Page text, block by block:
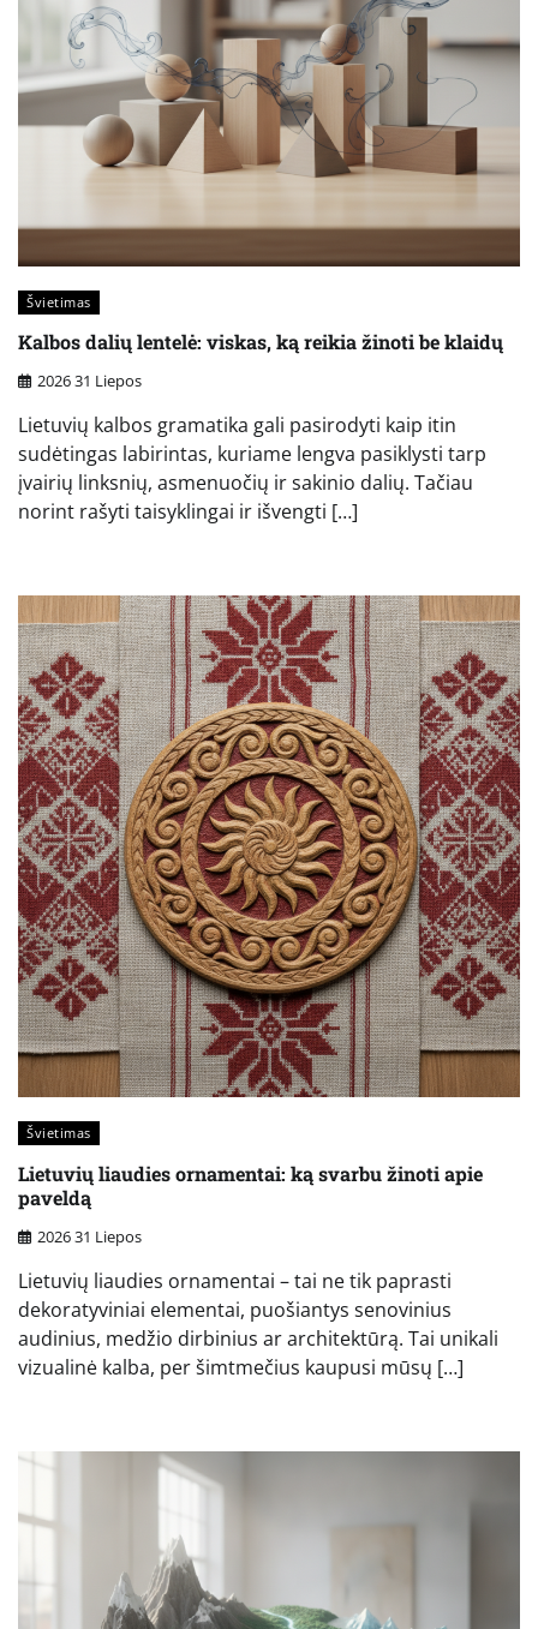
Švietimas
Kalbos dalių lentelė: viskas, ką reikia žinoti be klaidų
2026 31 Liepos
Lietuvių kalbos gramatika gali pasirodyti kaip itin
sudėtingas labirintas, kuriame lengva pasiklysti tarp
įvairių linksnių, asmenuočių ir sakinio dalių. Tačiau
norint rašyti taisyklingai ir išvengti […]
Švietimas
Lietuvių liaudies ornamentai: ką svarbu žinoti apie
paveldą
2026 31 Liepos
Lietuvių liaudies ornamentai – tai ne tik paprasti
dekoratyviniai elementai, puošiantys senovinius
audinius, medžio dirbinius ar architektūrą. Tai unikali
vizualinė kalba, per šimtmečius kaupusi mūsų […]